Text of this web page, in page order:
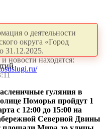
о деятельности
округа «Город
31.12.2025.
новости находятся:
гуляния в
Поморья пройдут 1
с 12:00 до 15:00 на
Северной Двины